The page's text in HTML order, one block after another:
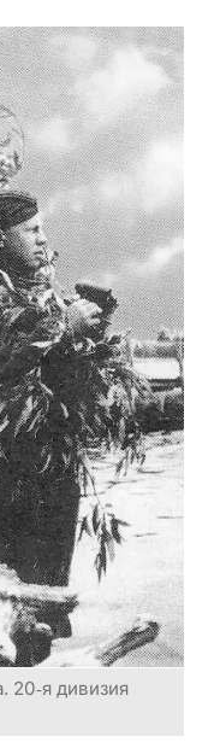
20‑я дивизия